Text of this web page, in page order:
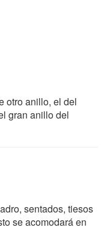
otro anillo, el del
gran anillo del
sentados, tiesos
se acomodará en